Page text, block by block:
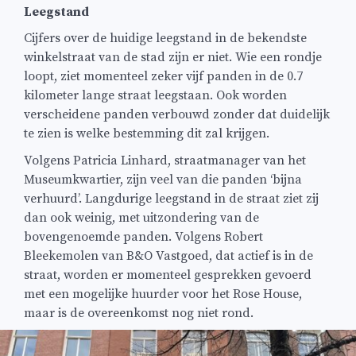
Leegstand
Cijfers over de huidige leegstand in de bekendste
winkelstraat van de stad zijn er niet. Wie een rondje
loopt, ziet momenteel zeker vijf panden in de 0.7
kilometer lange straat leegstaan. Ook worden
verscheidene panden verbouwd zonder dat duidelijk
te zien is welke bestemming dit zal krijgen.
Volgens Patricia Linhard, straatmanager van het
Museumkwartier, zijn veel van die panden ‘bijna
verhuurd’. Langdurige leegstand in de straat ziet zij
dan ook weinig, met uitzondering van de
bovengenoemde panden. Volgens Robert
Bleekemolen van B&O Vastgoed, dat actief is in de
straat, worden er momenteel gesprekken gevoerd
met een mogelijke huurder voor het Rose House,
maar is de overeenkomst nog niet rond.